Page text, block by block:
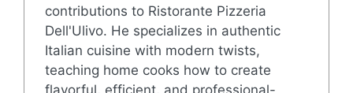
contributions to Ristorante Pizzeria
Dell'Ulivo. He specializes in authentic
Italian cuisine with modern twists,
teaching home cooks how to create
flavorful, efficient, and professional-